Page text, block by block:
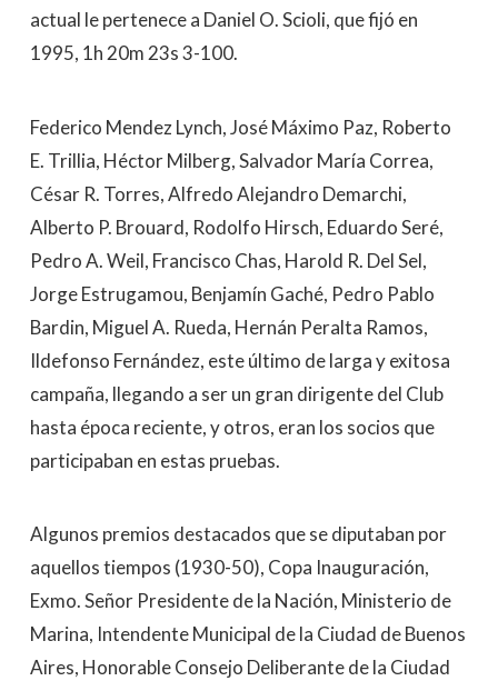
actual le pertenece a Daniel O. Scioli, que fijó en
1995, 1h 20m 23s 3-100.
Federico Mendez Lynch, José Máximo Paz, Roberto
E. Trillia, Héctor Milberg, Salvador María Correa,
César R. Torres, Alfredo Alejandro Demarchi,
Alberto P. Brouard, Rodolfo Hirsch, Eduardo Seré,
Pedro A. Weil, Francisco Chas, Harold R. Del Sel,
Jorge Estrugamou, Benjamín Gaché, Pedro Pablo
Bardin, Miguel A. Rueda, Hernán Peralta Ramos,
Ildefonso Fernández, este último de larga y exitosa
campaña, llegando a ser un gran dirigente del Club
hasta época reciente, y otros, eran los socios que
participaban en estas pruebas.
Algunos premios destacados que se diputaban por
aquellos tiempos (1930-50), Copa Inauguración,
Exmo. Señor Presidente de la Nación, Ministerio de
Marina, Intendente Municipal de la Ciudad de Buenos
Aires, Honorable Consejo Deliberante de la Ciudad